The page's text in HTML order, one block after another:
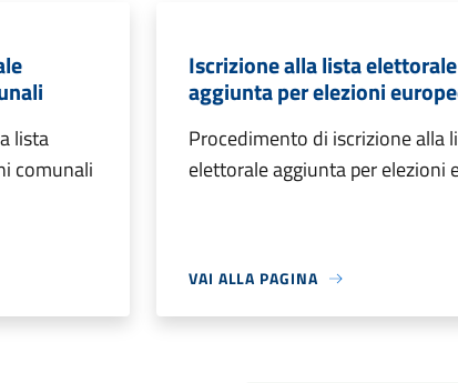
lista
comunali
Iscrizione alla lista elettorale
aggiunta per elezioni
Procedimento di iscrizione alla
elettorale aggiunta per elezioni
VAI ALLA PAGINA